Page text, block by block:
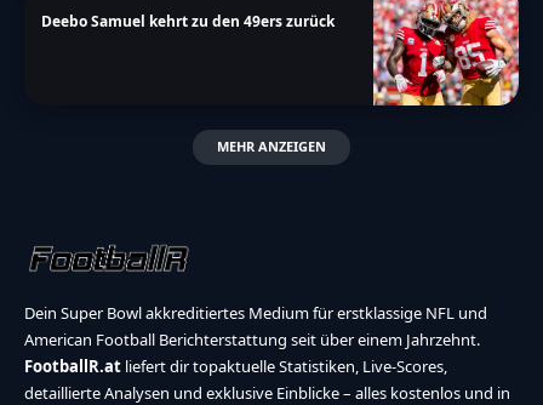
Deebo Samuel kehrt zu den 49ers zurück
MEHR ANZEIGEN
Dein Super Bowl akkreditiertes Medium für erstklassige NFL und
American Football Berichterstattung seit über einem Jahrzehnt.
FootballR.at liefert dir topaktuelle Statistiken, Live-Scores,
detaillierte Analysen und exklusive Einblicke – alles kostenlos und in